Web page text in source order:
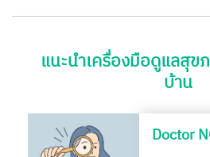
แนะนำเครื่องมือดูแลสุข
บ้าน
Doctor